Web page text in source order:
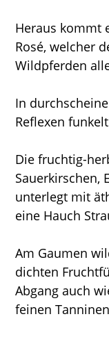
Heraus kommt
Rosé, welcher
Wildpferden
In
Reflexen
Die fruchtig-
Sauerkirschen,
unterlegt mit
eine Hauch
Am Gaumen
dichten
Abgang auch
feinen